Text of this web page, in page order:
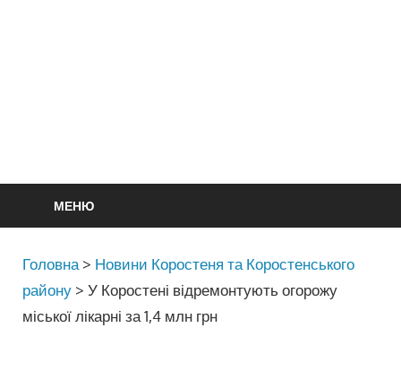
МЕНЮ
Головна > Новини Коростеня та Коростенського
району >У Коростені відремонтують огорожу
міської лікарні за 1,4 млн грн